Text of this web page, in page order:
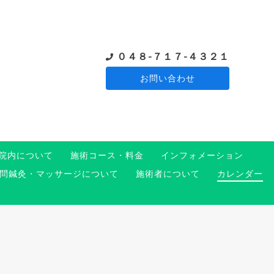
０４８-７１７-４３２１
お問い合わせ
内について 施術コース・料金
インフォメーション
問鍼灸・マッサージについて 施術者について
カレンダー